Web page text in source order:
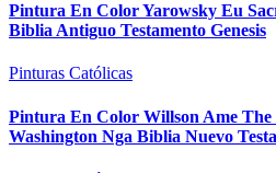
Pintura En Color Yarowsky Eu
Biblia Antiguo Testamento Genesis
Pinturas Católicas
Pintura En Color Willson Ame The
Washington Nga Biblia Nuevo